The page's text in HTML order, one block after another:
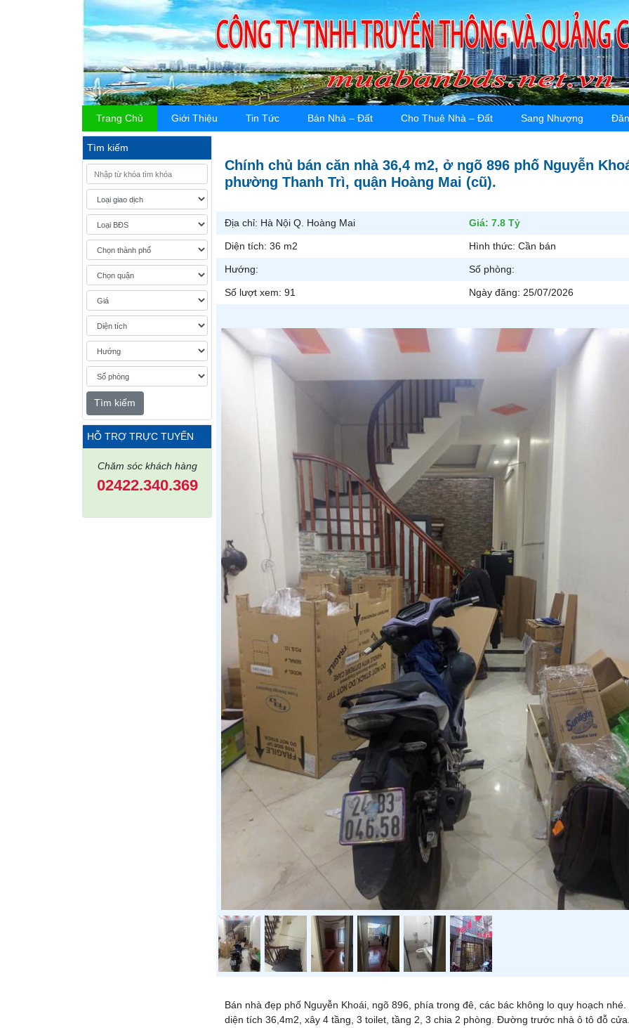
Trang Chủ Giới Thiệu Tin Tức Bán Nhà – Đất Cho Thuê Nhà – Đất Sang Nhượng
Tìm kiếm
Tìm kiếm
HỖ TRỢ TRỰC TUYẾN
Chăm sóc khách hàng
02422.340.369
Chính chủ bán căn nhà 36,4 m2, ở ngõ 896 phố Nguyễn
phường Thanh Trì, quận Hoàng Mai (cũ).
Địa chỉ: Hà Nội Q. Hoàng Mai Giá: 7.8 Tỷ
Diện tích: 36 m2 Hình thức: Cần bán
Hướng: Số phòng:
Số lượt xem: 91 Ngày đăng: 25/07/2026
Bán nhà đẹp phố Nguyễn Khoái, ngõ 896, phía trong đê, các bác không lo quy hoạch nhé.
diện tích 36,4m2, xây 4 tầng, 3 toilet, tầng 2, 3 chia 2 phòng. Đường trước nhà ô tô đỗ cửa.